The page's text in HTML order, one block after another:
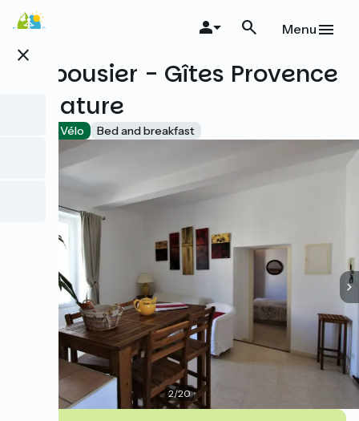
Skip
content
close
Menu
L'Arbousier - Gîtes Provence
et Nature
Accueil Vélo Bed and breakfast
2/20